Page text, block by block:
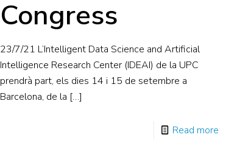
Congress
23/7/21 L’Intelligent Data Science and Artificial
Intelligence Research Center (IDEAI) de la UPC
prendrà part, els dies 14 i 15 de setembre a
Barcelona, de la […]
Read more